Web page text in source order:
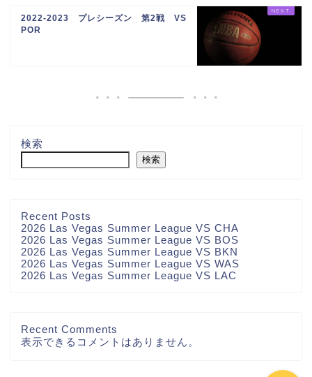
2022-2023 プレシーズン 第2戦 VS
POR
検索
検索
Recent Posts
2026 Las Vegas Summer League VS CHA
2026 Las Vegas Summer League VS BOS
2026 Las Vegas Summer League VS BKN
2026 Las Vegas Summer League VS WAS
2026 Las Vegas Summer League VS LAC
Recent Comments
表示できるコメントはありません。